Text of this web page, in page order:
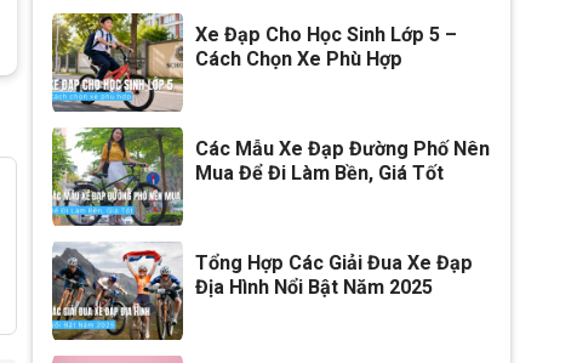
Xe Đạp Cho Học Sinh Lớp 5 –
Cách Chọn Xe Phù Hợp
Các Mẫu Xe Đạp Đường Phố Nên
Mua Để Đi Làm Bền, Giá Tốt
Tổng Hợp Các Giải Đua Xe Đạp
Địa Hình Nổi Bật Năm 2025